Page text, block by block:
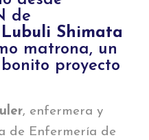
de
Shimata
matrona, un
proyecto
, enfermera y
de Enfermería de